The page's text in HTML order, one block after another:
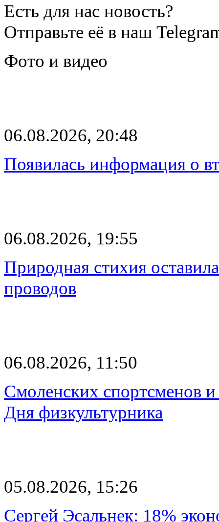
Есть для нас новость?
Отправьте её в наш
Фото и видео
06.08.2026, 20:48
Появилась информация о
06.08.2026, 19:55
Природная стихия
проводов
06.08.2026, 11:50
Смоленских спортсменов
Дня физкультурника
05.08.2026, 15:26
Сергей Эсальнек: 18%